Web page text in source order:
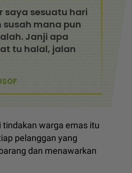
saya sesuatu hari
susah mana pun
Janji apa
tu halal, jalan
warga emas itu
pelanggan yang
dan menawarkan